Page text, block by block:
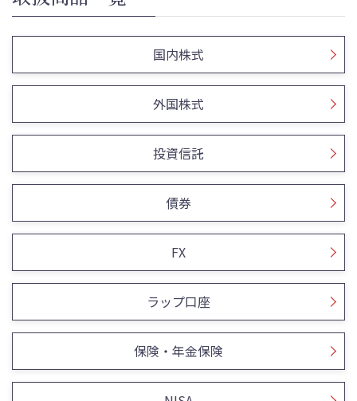
国内株式
外国株式
投資信託
債券
FX
ラップ口座
保険・年金保険